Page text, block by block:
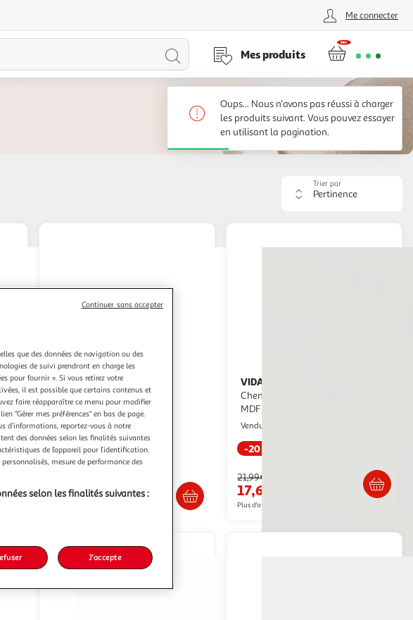
Me connecter
Lancer
la
recherche
Mes produits
Appliquer
tri.
Trier par
35
Paris PrixÉtagère murale
d'appoint avignon 35cm noir
Vendu par Paris Prix
-20 %
73,99€
58,99€
VIDAXL
Chene et blanc 23x23,5x3,8 cm
MDF
Vendu par
-20 %
21,99€
17,66€
Plus d'offres à partir de
Oups... Nous n'avons pas réussi à charger
les produits suivant. Vous pouvez essayer
en utilisant la pagination.
que des données de navigation ou des
de suivi prendront en charge les
pour fournir ». Si vous retirez votre
il est possible que certains contenus et
faire réapparaître ce menu pour modifier
"Gérer mes préférences" en bas de page.
d’informations, reportez-vous à notre
des données selon les finalités suivantes
de l’appareil pour l’identification.
mesure de performance des
selon les finalités suivantes :
J'accepte
Continuer sans accepter